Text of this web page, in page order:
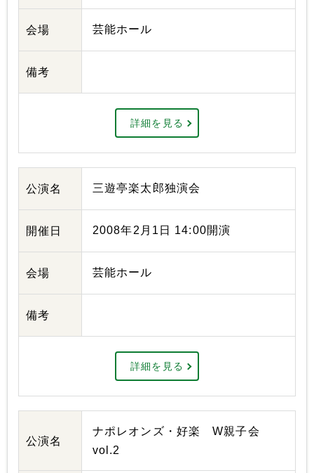
会場 芸能ホール
備考
詳細を見る
公演名 三遊亭楽太郎独演会
開催日 2008年2月1日 14:00開演
会場 芸能ホール
備考
詳細を見る
公演名
ナポレオンズ・好楽 W親子会
vol.2